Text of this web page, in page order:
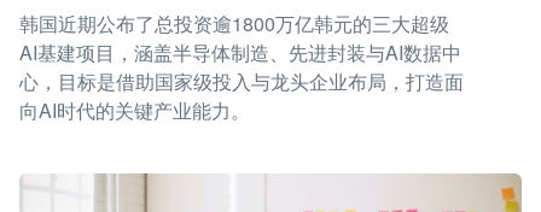
韩国近期公布了总投资逾1800万亿韩元的三大超级
AI基建项目，涵盖半导体制造、先进封装与AI数据中
心，目标是借助国家级投入与龙头企业布局，打造面
向AI时代的关键产业能力。